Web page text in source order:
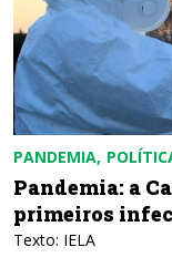
PANDEMIA
Pandemia: a
primeiros
Texto: IELA